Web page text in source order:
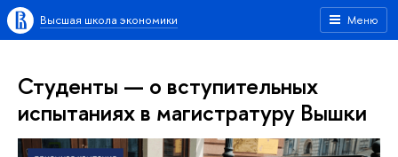
Меню
Высшая школа экономики
Студенты — о вступительных
испытаниях в магистратуру Вышки